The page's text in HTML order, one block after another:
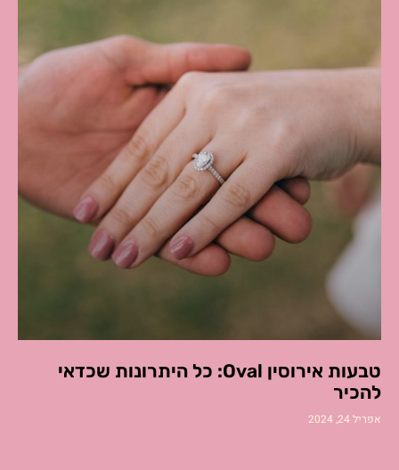
טבעות אירוסין Oval: כל היתרונות שכדאי
להכיר
אפריל 24, 2024